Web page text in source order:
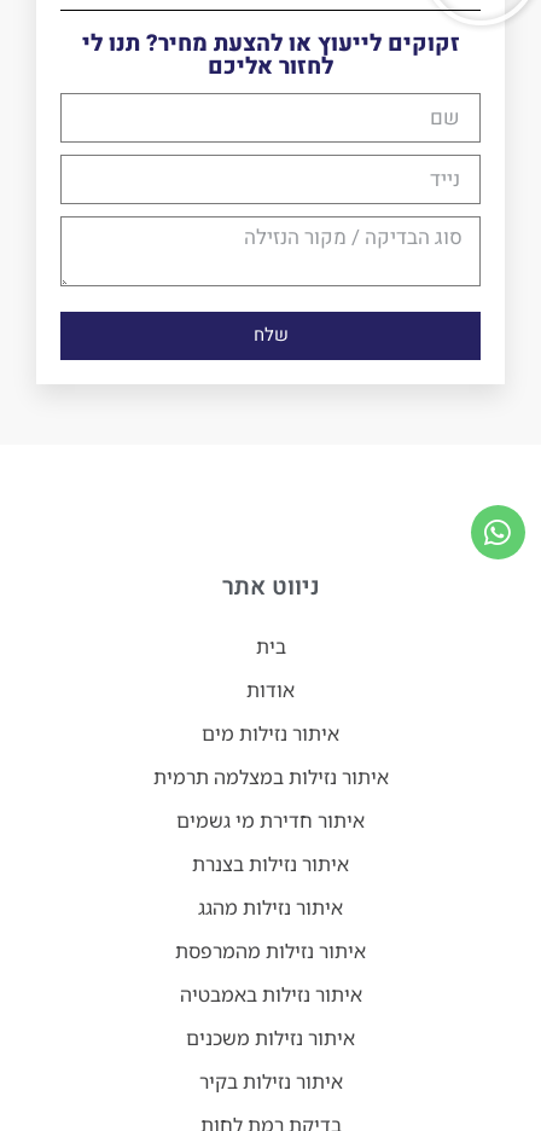
זקוקים לייעוץ או להצעת מחיר? תנו לי
לחזור אליכם
שלח
ניווט אתר
בית
אודות
איתור נזילות מים
איתור נזילות במצלמה תרמית
איתור חדירת מי גשמים
איתור נזילות בצנרת
איתור נזילות מהגג
איתור נזילות מהמרפסת
איתור נזילות באמבטיה
איתור נזילות משכנים
איתור נזילות בקיר
בדיקת רמת לחות